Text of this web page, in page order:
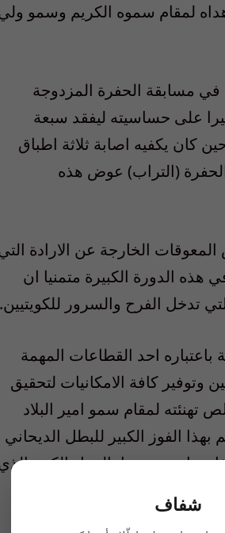
لمقام سموه الكريم وسمو
في مسابقة الحفرة المزدوجة
على حساسيته ليفقد سبعة
كان يكفيه اصابة ثلاثة اطباق
(التراب) عوض هذه
الخارجة عن الارادة
هذه الدورة الكبيرة متمنيا ان
تدخل الفرح والسرور للكويتيين.
احد القطاعات المهمة
كافة الامكانيات لتحقيق
تهنئته لمقام سمو امير البلاد
الفوز الكبير للبطل الديحاني
رياضي منوها بالعمل الكبير
من الانجازات في البطولات
شفاف